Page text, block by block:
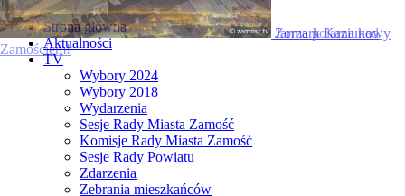
Strona główna
Aktualności
TV
Wybory 2024
Wybory 2018
Wydarzenia
Sesje Rady Miasta Zamość
Komisje Rady Miasta Zamość
Sesje Rady Powiatu
Zdarzenia
Zebrania mieszkańców
Zorza polarna nad
Zamościem!